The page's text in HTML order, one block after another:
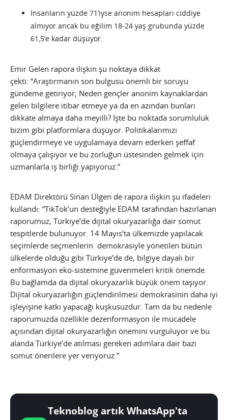
İnsanların yüzde 71’iyse anonim hesapları ciddiye
almıyor ancak bu eğilim 18-24 yaş grubunda yüzde
61,5’e kadar düşüyor.
Emir Gelen rapora ilişkin şu noktaya dikkat
çekti: “Araştırmanın son bulgusu önemli bir soruyu
gündeme getiriyor; Neden gençler anonim kaynaklardan
gelen bilgilere itibar etmeye ya da en azından bunları
dikkate almaya daha meyilli? İşte bu noktada sorumluluk
bizim gibi platformlara düşüyor. Politikalarımızı
güçlendirmeye ve uygulamaya devam ederken şeffaf
olmaya çalışıyor ve bu zorluğun üstesinden gelmek için
uzmanlarla iş birliği yapıyoruz.”
EDAM Direktörü Sinan Ülgen de rapora ilişkin şu ifadeleri
kullandı: “TikTok’un desteğiyle EDAM tarafından hazırlanan
raporumuz, Türkiye’de dijital okuryazarlığa dair somut
tespitlerde bulunuyor. 14 Mayıs’ta ülkemizde yapılacak
seçimlerde seçmenlerin demokrasiyle yönetilen bütün
ülkelerde olduğu gibi Türkiye’de de, bilgiye dayalı bir
enformasyon eko-sistemine güvenmeleri kritik önemde.
Bu bağlamda da dijital okuryazarlık büyük önem taşıyor.
Dijital okuryazarlığın güçlendirilmesi demokrasinin daha iyi
işleyişine katkı yapacağı kuşkusuzdur. Tam da bu nedenle
raporumuzda özellikle dezenformasyon ile mücadele
açısından dijital okuryazarlığın önemini vurguluyor ve bu
alanda Türkiye’de atılması gereken adımlara dair bazı
somut önerilere yer veriyoruz.”
Teknoblog artık WhatsApp'ta